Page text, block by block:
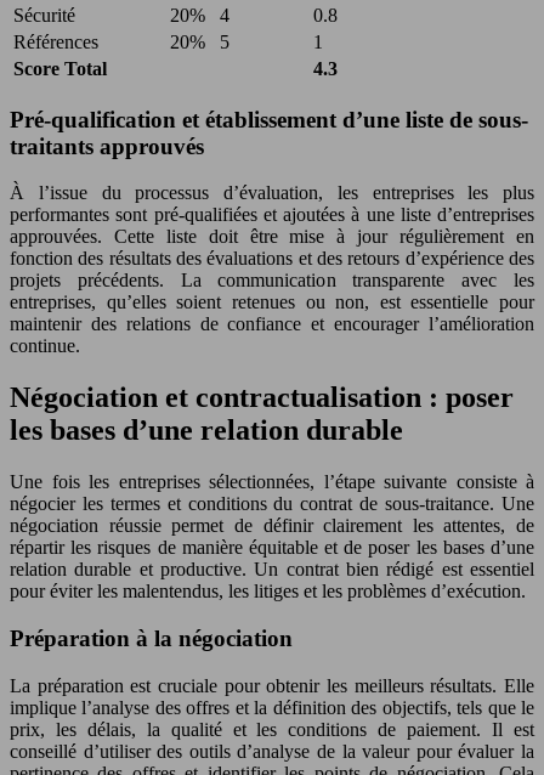
Sécurité
20% 4
0.8
Références
20% 5
1
Score Total
4.3
Pré-qualification et établissement d’une liste de sous-
traitants approuvés
À l’issue du processus d’évaluation, les entreprises les plus
performantes sont pré-qualifiées et ajoutées à une liste d’entreprises
approuvées. Cette liste doit être mise à jour régulièrement en
fonction des résultats des évaluations et des retours d’expérience des
projets précédents. La communication transparente avec les
entreprises, qu’elles soient retenues ou non, est essentielle pour
maintenir des relations de confiance et encourager l’amélioration
continue.
Négociation et contractualisation : poser
les bases d’une relation durable
Une fois les entreprises sélectionnées, l’étape suivante consiste à
négocier les termes et conditions du contrat de sous-traitance. Une
négociation réussie permet de définir clairement les attentes, de
répartir les risques de manière équitable et de poser les bases d’une
relation durable et productive. Un contrat bien rédigé est essentiel
pour éviter les malentendus, les litiges et les problèmes d’exécution.
Préparation à la négociation
La préparation est cruciale pour obtenir les meilleurs résultats. Elle
implique l’analyse des offres et la définition des objectifs, tels que le
prix, les délais, la qualité et les conditions de paiement. Il est
conseillé d’utiliser des outils d’analyse de la valeur pour évaluer la